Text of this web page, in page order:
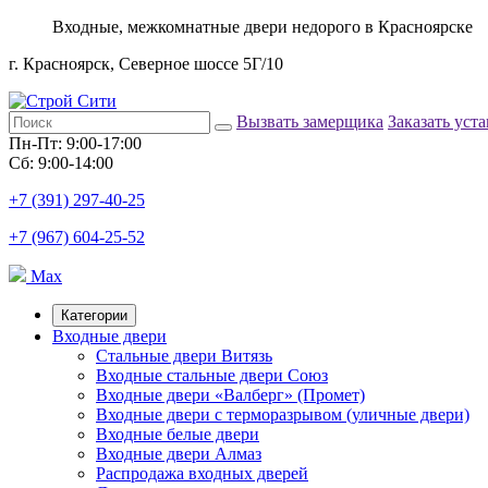
Входные, межкомнатные двери недорого в Красноярске
г. Красноярск, Северное шоссе 5Г/10
Вызвать замерщика Заказать
Пн-Пт: 9:00-17:00
Сб: 9:00-14:00
+7 (391) 297-40-25
+7 (967) 604-25-52
Max
Категории
Входные двери
Стальные двери Витязь
Входные стальные двери Союз
Входные двери «Валберг» (Промет)
Входные двери с терморазрывом (уличные двери)
Входные белые двери
Входные двери Алмаз
Распродажа входных дверей